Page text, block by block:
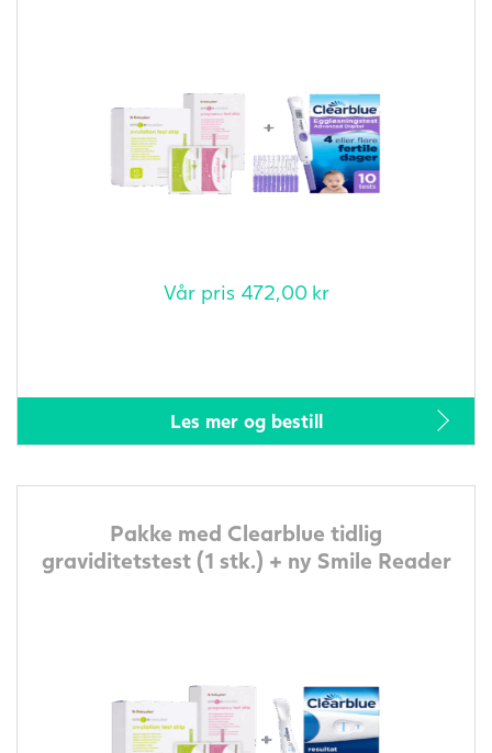
Vår pris 472,00 kr
Les mer og bestill
Pakke med Clearblue tidlig
graviditetstest (1 stk.) + ny Smile Reader